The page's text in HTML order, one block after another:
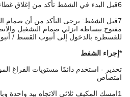
7قبل الشفط: يرجى التأكد من أن صمام
مفتوح.ببساطة انزلي صمام التشغيل
للقسطرة بالدخول إلى أنبوب القسط /
*إجراء الشفط
تحذير - استخدم دائمًا مستويات الفراغ
امتصاص